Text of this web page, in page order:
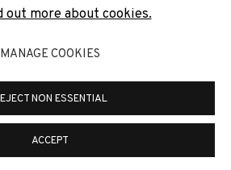
data you have supplied to communicate
POLICY MANAGE COOKIES
out more about cookies.
MANAGE COOKIES
NON ESSENTIAL
ACCEPT